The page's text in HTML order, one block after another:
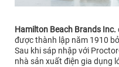
Hamilton Beach Brands Inc.
được thành lập năm 1910
Sau khi sáp nhập với
nhà sản xuất điện gia dụng